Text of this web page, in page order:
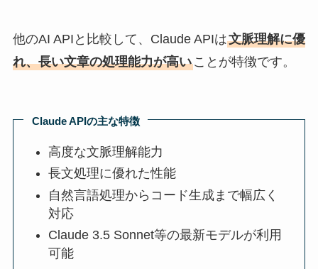
他のAI APIと比較して、Claude APIは文脈理解に優
れ、長い文章の処理能力が高いことが特徴です。
Claude APIの主な特徴
高度な文脈理解能力
長文処理に優れた性能
自然言語処理からコード生成まで幅広く
対応
Claude 3.5 Sonnet等の最新モデルが利用
可能